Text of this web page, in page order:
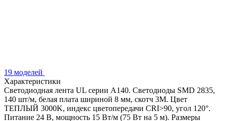
19 моделей
Характеристики
Светодиодная лента UL серии A140. Светодиоды SMD 2835,
140 шт/м, белая плата шириной 8 мм, скотч 3M. Цвет
ТЕПЛЫЙ 3000K, индекс цветопередачи CRI>90, угол 120°.
Питание 24 В, мощность 15 Вт/м (75 Вт на 5 м). Размеры